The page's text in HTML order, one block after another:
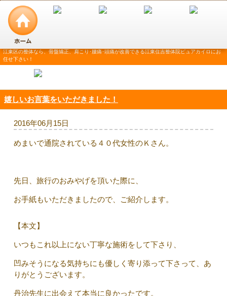
江東区の整体なら、骨盤矯正、肩こり･腰痛･頭痛が改善できる江東住吉整体院ピュアカイロにお
任せ下さい！
嬉しいお言葉をいただきました！
2016年06月15日
めまいで通院されている４０代女性のＫさん。
先日、旅行のおみやげを頂いた際に、
お手紙もいただきましたので、ご紹介します。
【本文】
いつもこれ以上にない丁寧な施術をして下さり、
凹みそうになる気持ちにも優しく寄り添って下さって、あ
りがとうございます。
丹治先生に出会えて本当に良かったです。